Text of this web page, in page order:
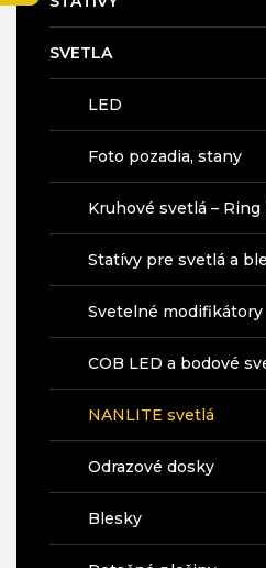
SVETLA
LED
Foto pozadia, stany
Kruhové svetlá –
Statívy pre svetlá a
Svetelné modifikátory
COB LED a bodové
NANLITE svetlá
Odrazové dosky
Blesky